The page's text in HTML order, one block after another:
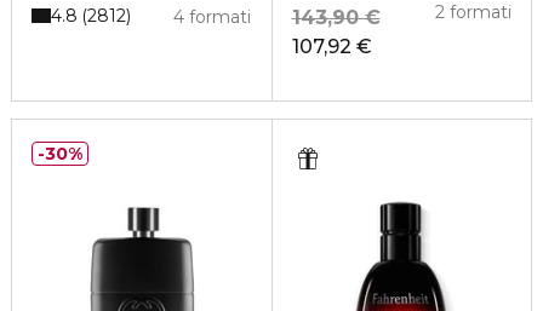
4 formati
4.8 2812
107,92 €
143,90 € 2 formati
30%